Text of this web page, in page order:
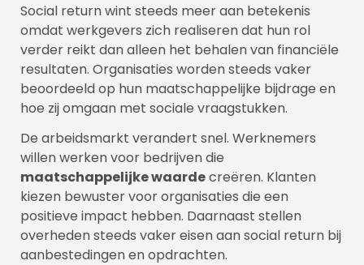
Social return wint steeds meer aan betekenis
omdat werkgevers zich realiseren dat hun rol
verder reikt dan alleen het behalen van financiële
resultaten. Organisaties worden steeds vaker
beoordeeld op hun maatschappelijke bijdrage en
hoe zij omgaan met sociale vraagstukken.
De arbeidsmarkt verandert snel. Werknemers
willen werken voor bedrijven die
maatschappelijke waardecreëren. Klanten
kiezen bewuster voor organisaties die een
positieve impact hebben. Daarnaast stellen
overheden steeds vaker eisen aan social return bij
aanbestedingen en opdrachten.